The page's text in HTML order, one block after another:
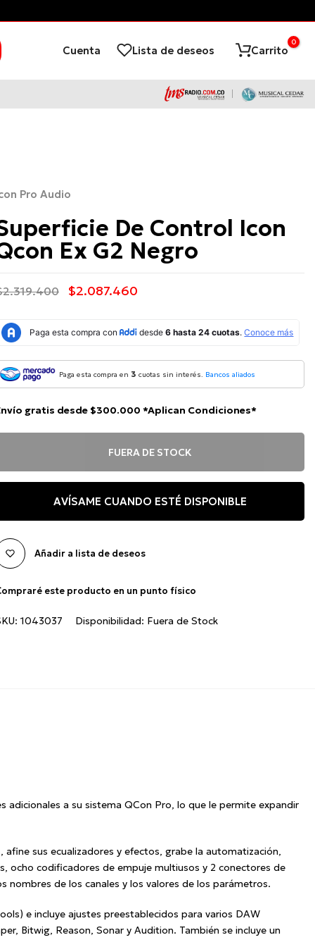
Cuenta Lista de deseos Carrito
0
Pro Audio
De Control Icon
Ex G2 Negro
$2.087.460
Paga esta compra en 3 cuotas sin interés. Bancos aliados
gratis desde $300.000 *Aplican Condiciones*
FUERA DE STOCK
AVÍSAME CUANDO ESTÉ DISPONIBLE
Añadir a lista de deseos
este producto en un punto físico
1043037 Disponibilidad: Fuera de Stock
adicionales a su sistema QCon Pro, lo que le permite expandir
afine sus ecualizadores y efectos, grabe la automatización,
ocho codificadores de empuje multiusos y 2 conectores de
nombres de los canales y los valores de los parámetros.
e incluye ajustes preestablecidos para varios DAW
Bitwig, Reason, Sonar y Audition. También se incluye un